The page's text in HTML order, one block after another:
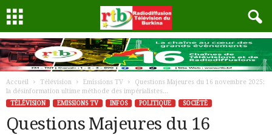
Accueil Télévision Emissions TV
Questions Majeures du 16 novembre 2025:
la désinformation ultime méthode des impérialistes...
TÉLÉVISION
EMISSIONS TV INFOS POLITIQUE SOCIÉTÉ
Questions Majeures du 16